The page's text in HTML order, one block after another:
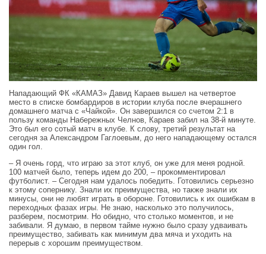
Нападающий ФК «КАМАЗ» Давид Караев вышел на четвертое
место в списке бомбардиров в истории клуба после вчерашнего
домашнего матча с «Чайкой». Он завершился со счетом 2:1 в
пользу команды Набережных Челнов, Караев забил на 38-й минуте.
Это был его сотый матч в клубе. К слову, третий результат на
сегодня за Александром Гаглоевым, до него нападающему остался
один гол.
– Я очень горд, что играю за этот клуб, он уже для меня родной.
100 матчей было, теперь идем до 200, – прокомментировал
футболист. – Сегодня нам удалось победить. Готовились серьезно
к этому сопернику. Знали их преимущества, но также знали их
минусы, они не любят играть в обороне. Готовились к их ошибкам в
переходных фазах игры. Не знаю, насколько это получилось,
разберем, посмотрим. Но обидно, что столько моментов, и не
забивали. Я думаю, в первом тайме нужно было сразу удваивать
преимущество, забивать как минимум два мяча и уходить на
перерыв с хорошим преимуществом.